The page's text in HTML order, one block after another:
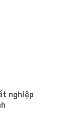
nghiệp